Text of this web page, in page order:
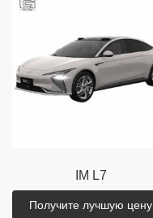
IM L7
Получите лучшую цену